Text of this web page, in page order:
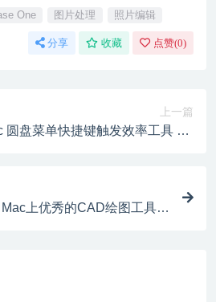
One 图片处理 照片编辑
分享 收藏 点赞(0)
上一篇
圆盘菜单快捷键触发效率工具 v2.
上优秀的CAD绘图工具 v